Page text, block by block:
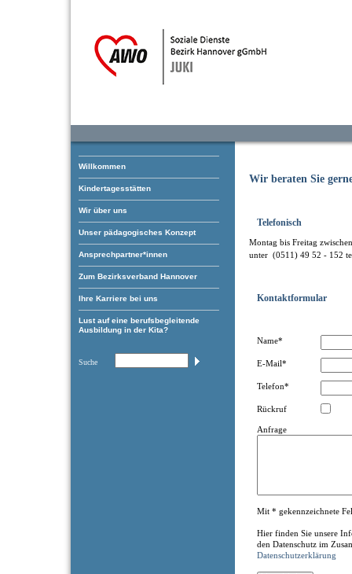
Willkommen
Kindertagesstätten
Wir über uns
Unser pädagogisches Konzept
Ansprechpartner*innen
Zum Bezirksverband Hannover
Ihre Karriere bei uns
Lust auf eine berufsbegleitende
Ausbildung in der Kita?
Suche
Wir beraten Sie
Telefonisch
Montag bis Freitag
unter (0511) 49 52 - 152
Kontaktformular
Name*
E-Mail*
Telefon*
Rückruf
Anfrage
Mit * gekennzeichnete
Hier finden Sie unsere
den Datenschutz im
Datenschutzerklärung